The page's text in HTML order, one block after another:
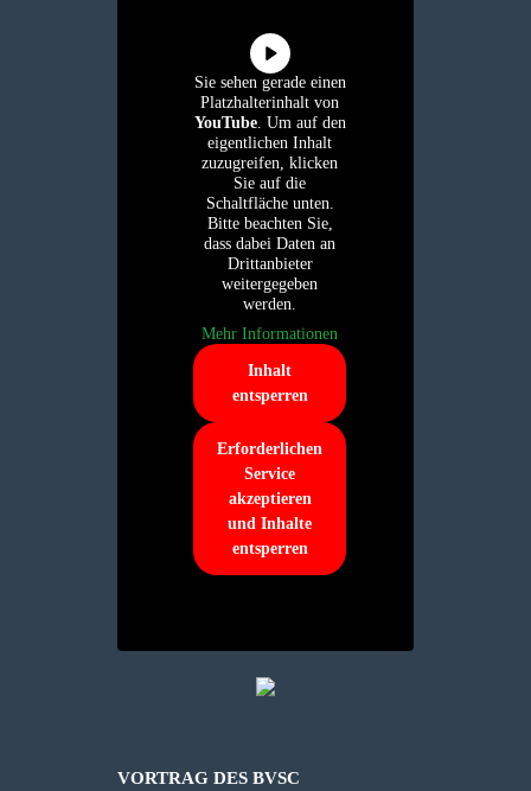
Sie sehen gerade einen
Platzhalterinhalt von
YouTube. Um auf den
eigentlichen Inhalt
zuzugreifen, klicken
Sie auf die
Schaltfläche unten.
Bitte beachten Sie,
dass dabei Daten an
Drittanbieter
weitergegeben
werden.
Mehr Informationen
Inhalt
entsperren
Erforderlichen
Service
akzeptieren
und Inhalte
entsperren
VORTRAG DES BVSC